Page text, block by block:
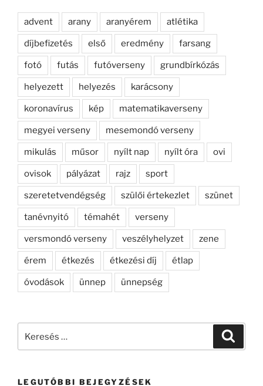
advent arany aranyérem atlétika
díjbefizetés első eredmény farsang
fotó futás futóverseny grundbírkózás
helyezett helyezés karácsony
koronavírus kép matematikaverseny
megyei verseny mesemondó verseny
mikulás műsor nyílt nap nyílt óra ovi
ovisok pályázat rajz sport
szeretetvendégség szülői értekezlet szünet
tanévnyitó témahét verseny
versmondó verseny veszélyhelyzet zene
érem étkezés étkezési díj étlap
óvodások ünnep ünnepség
LEGUTÓBBI BEJEGYZÉSEK